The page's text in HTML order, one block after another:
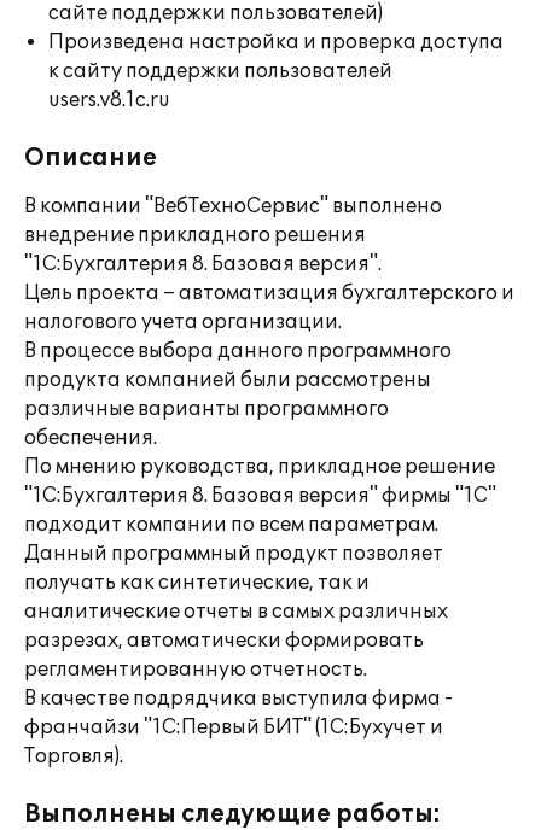
сайте поддержки пользователей)
Произведена настройка и проверка доступа
к сайту поддержки пользователей
users.v8.1c.ru
Описание
В компании "ВебТехноСервис" выполнено
внедрение прикладного решения
"1С:Бухгалтерия 8. Базовая версия".
Цель проекта – автоматизация бухгалтерского и
налогового учета организации.
В процессе выбора данного программного
продукта компанией были рассмотрены
различные варианты программного
обеспечения.
По мнению руководства, прикладное решение
"1С:Бухгалтерия 8. Базовая версия" фирмы "1С"
подходит компании по всем параметрам.
Данный программный продукт позволяет
получать как синтетические, так и
аналитические отчеты в самых различных
разрезах, автоматически формировать
регламентированную отчетность.
В качестве подрядчика выступила фирма -
франчайзи "1С:Первый БИТ" (1С:Бухучет и
Торговля).
Выполнены следующие работы: